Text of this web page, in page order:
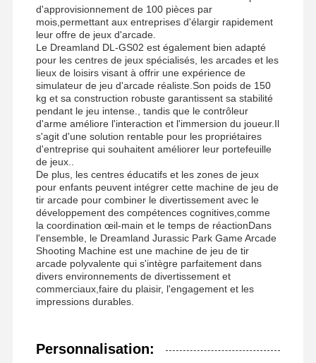
Machine de jeu de griffe
machine à jouer à des jeux de jetons
Équipement de terrain de jeux
Simulateur de jeu de moto
Simulateur de VR 360
Jeu de tir d'arcade en VR
Cinéma de VR
voiture de butoir
VR simulateur de course automobile
d'approvisionnement de 100 pièces par
mois,permettant aux entreprises d'élargir rapidement
leur offre de jeux d'arcade.
Le Dreamland DL-GS02 est également bien adapté
pour les centres de jeux spécialisés, les arcades et les
lieux de loisirs visant à offrir une expérience de
simulateur de jeu d'arcade réaliste.Son poids de 150
kg et sa construction robuste garantissent sa stabilité
pendant le jeu intense., tandis que le contrôleur
d'arme améliore l'interaction et l'immersion du joueur.Il
s'agit d'une solution rentable pour les propriétaires
d'entreprise qui souhaitent améliorer leur portefeuille
de jeux..
De plus, les centres éducatifs et les zones de jeux
pour enfants peuvent intégrer cette machine de jeu de
tir arcade pour combiner le divertissement avec le
développement des compétences cognitives,comme
la coordination œil-main et le temps de réactionDans
l'ensemble, le Dreamland Jurassic Park Game Arcade
Shooting Machine est une machine de jeu de tir
arcade polyvalente qui s'intègre parfaitement dans
divers environnements de divertissement et
commerciaux,faire du plaisir, l'engagement et les
impressions durables.
Personnalisation: